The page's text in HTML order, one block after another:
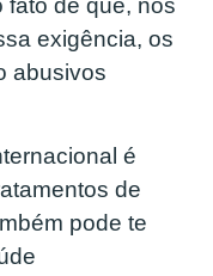
fato de que, nos
exigência, os
abusivos
é
de
pode te